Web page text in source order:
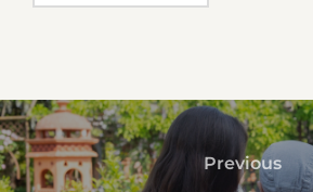
POST
NAVIGATION
Previous
Previous